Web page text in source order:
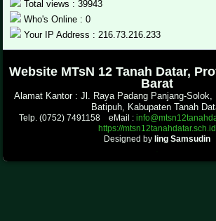
Total views : 39943
Who's Online : 0
Your IP Address : 216.73.216.233
Website MTsN 12 Tanah Datar,
Barat
Alamat Kantor : Jl. Raya Padang Panjang-Solok,
Batipuh, Kabupaten Tanah
Telp. (0752) 7491158 eMail :
https://mtsn12tanahdatar.sch.id
Designed by Iing Samsudin